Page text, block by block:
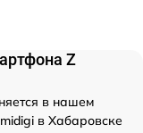
Z
в нашем
в Хабаровске